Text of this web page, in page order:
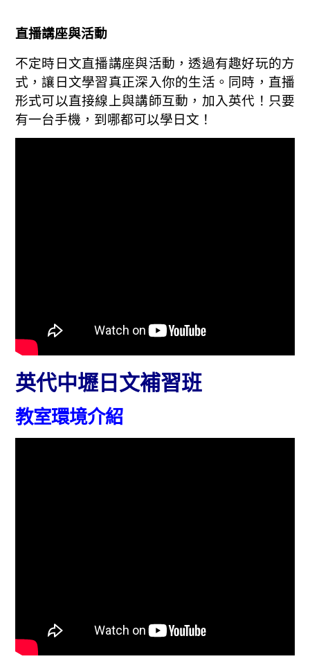
直播講座與活動
不定時日文直播講座與活動，透過有趣好玩的方
式，讓日文學習真正深入你的生活。同時，直播
形式可以直接線上與講師互動，加入英代！只要
有一台手機，到哪都可以學日文！
英代中壢日文補習班
教室環境介紹